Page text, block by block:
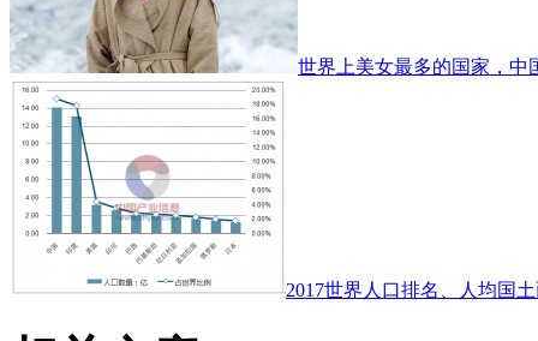
世界上美女最多的国家，中
2017世界人口排名、人均国